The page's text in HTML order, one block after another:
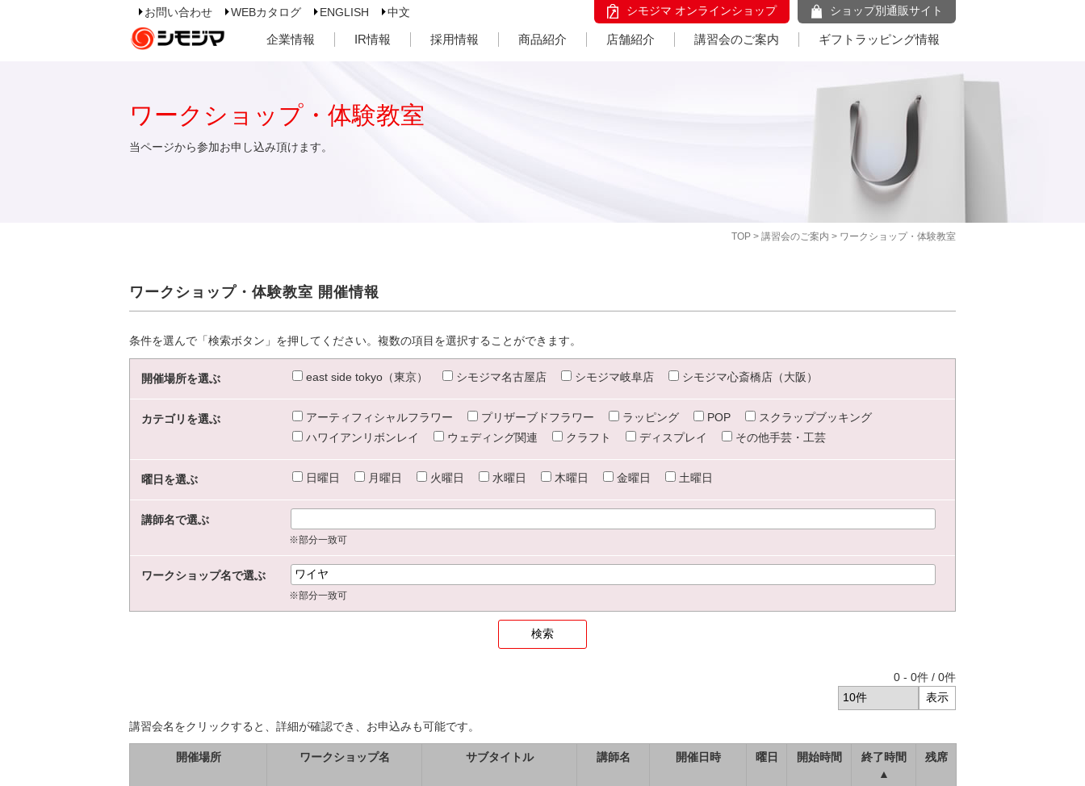
お問い合わせ WEBカタログ ENGLISH 中文 シモジマ オンラインショップ ショップ別通販サイト
企業情報 IR情報 採用情報 商品紹介 店舗紹介 講習会のご案内 ギフトラッピング情報
TOP > 講習会のご案内 > ワークショップ・体験教室
ワークショップ・体験教室
当ページから参加お申し込み頂けます。
ワークショップ・体験教室 開催情報
条件を選んで「検索ボタン」を押してください。複数の項目を選択することができます。
開催場所を選ぶ east side tokyo（東京） シモジマ名古屋店 シモジマ岐阜店 シモジマ心斎橋店（大阪）
カテゴリを選ぶ アーティフィシャルフラワー プリザーブドフラワー ラッピング POP
スクラップブッキング
ハワイアンリボンレイ
ウェディング関連 クラフト ディスプレイ その他手芸・工芸
曜日を選ぶ 日曜日 月曜日 火曜日 水曜日 木曜日 金曜日 土曜日
講師名で選ぶ
※部分一致可
ワークショップ名で選ぶ
※部分一致可
0 - 0件 / 0件
講習会名をクリックすると、詳細が確認でき、お申込みも可能です。
開催場所 ワークショップ名 サブタイトル 講師名 開催日時 曜日 開始時間
終了時間
▲
残席